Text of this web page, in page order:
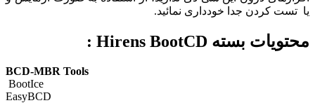
یا تست کردن جدا خودداری نمائید.
محتویات بسته Hirens BootCD :
BCD-MBR Tools
BootIce
EasyBCD